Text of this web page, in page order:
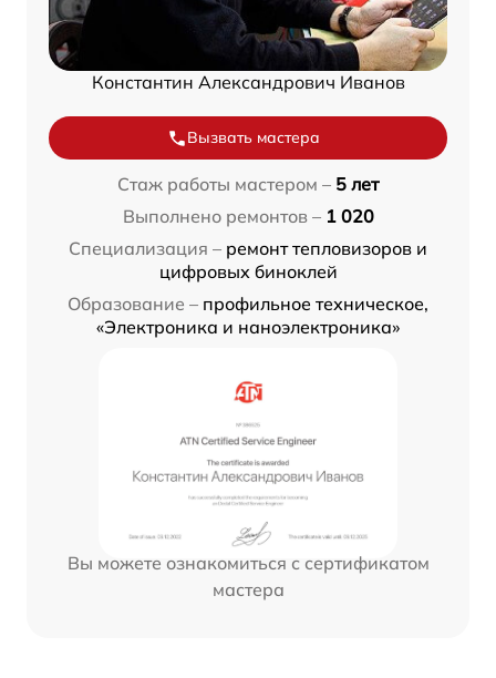
Константин Александрович Иванов
Вызвать мастера
Стаж работы мастером – 5 лет
Выполнено ремонтов – 1 020
Специализация – ремонт тепловизоров и
цифровых биноклей
Образование – профильное техническое,
«Электроника и наноэлектроника»
Вы можете ознакомиться с сертификатом
мастера